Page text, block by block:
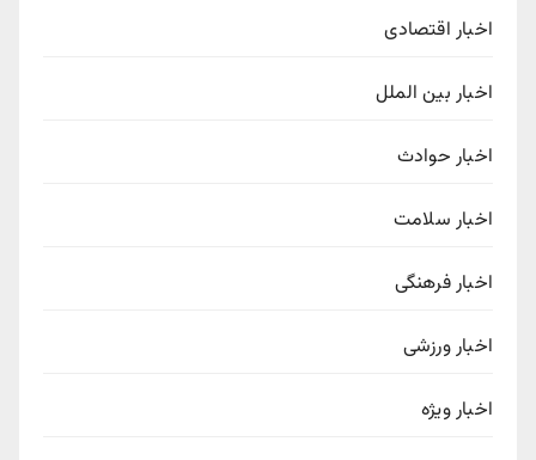
اخبار اقتصادی
اخبار بین الملل
اخبار حوادث
اخبار سلامت
اخبار فرهنگی
اخبار ورزشی
اخبار ویژه